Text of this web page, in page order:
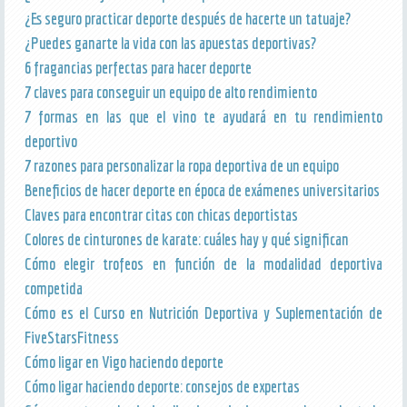
¿Es seguro practicar deporte después de hacerte un tatuaje?
¿Puedes ganarte la vida con las apuestas deportivas?
6 fragancias perfectas para hacer deporte
7 claves para conseguir un equipo de alto rendimiento
7 formas en las que el vino te ayudará en tu rendimiento
deportivo
7 razones para personalizar la ropa deportiva de un equipo
Beneficios de hacer deporte en época de exámenes universitarios
Claves para encontrar citas con chicas deportistas
Colores de cinturones de karate: cuáles hay y qué significan
Cómo elegir trofeos en función de la modalidad deportiva
competida
Cómo es el Curso en Nutrición Deportiva y Suplementación de
FiveStarsFitness
Cómo ligar en Vigo haciendo deporte
Cómo ligar haciendo deporte: consejos de expertas